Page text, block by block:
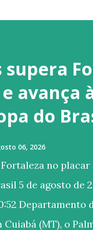
supera
avança
do
06, 2026
no
5 de agosto de
Departamento
Cuiabá (MT), o